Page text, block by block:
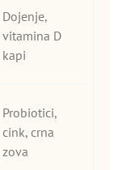
Dojenje,
vitamina D
kapi
Probiotici,
cink, crna
zova